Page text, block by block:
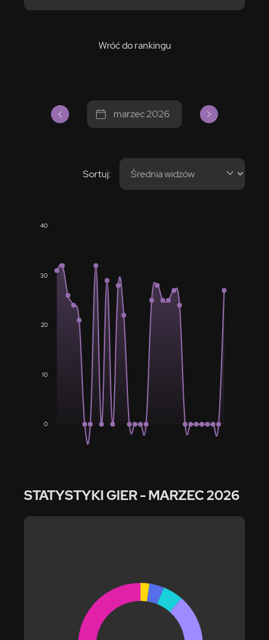
Wróć do rankingu
marzec 2026
Sortuj:
0
10
20
30
40
STATYSTYKI GIER- MARZEC 2026